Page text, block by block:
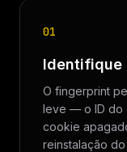
01
Identifique
O fingerprint
leve — o ID do
cookie
reinstalação